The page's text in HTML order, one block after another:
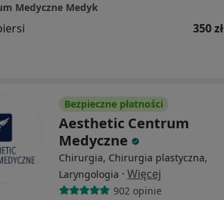
Medyczne Medyk
350 zł
Bezpieczne płatności
Aesthetic Centrum
Medyczne
Chirurgia, Chirurgia plastyczna,
Laryngologia · Więcej
902 opinie